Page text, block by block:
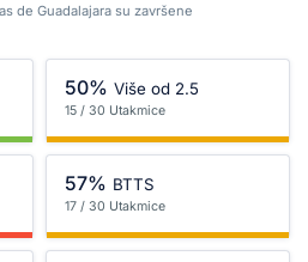
de Guadalajara su završene
50% Više od 2.5
15 / 30 Utakmice
57% BTTS
17 / 30 Utakmice